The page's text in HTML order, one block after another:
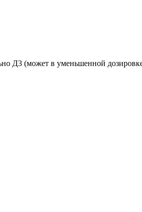
(может в уменьшенной